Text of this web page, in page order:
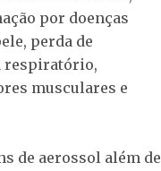
por doenças
perda de
respiratório,
musculares e
de aerossol além